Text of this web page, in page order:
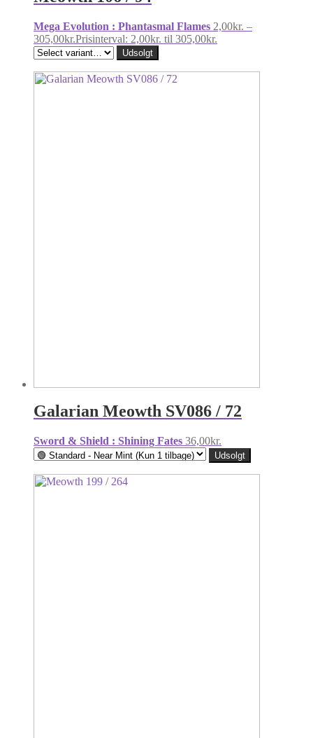
Mega Evolution : Phantasmal Flames 2,00kr. –
305,00kr.Prisinterval: 2,00kr. til 305,00kr.
Udsolgt
Galarian Meowth SV086 / 72
Sword & Shield : Shining Fates 36,00kr.
Udsolgt